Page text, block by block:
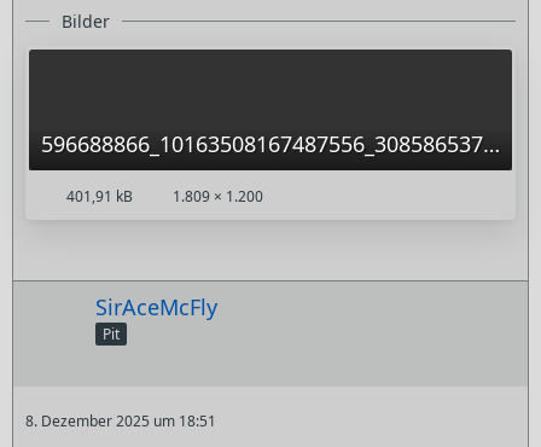
Bilder
596688866_10163508167487556_3085865373462088286_n.jpg
401,91 kB 1.809 × 1.200
SirAceMcFly
Pit
8. Dezember 2025 um 18:51